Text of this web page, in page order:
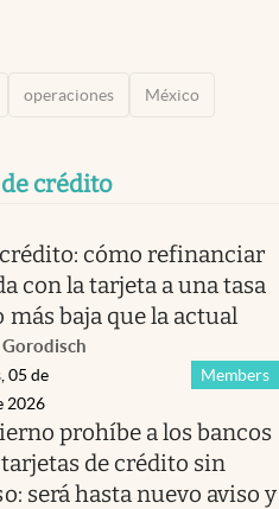
operaciones México
crédito
cómo refinanciar
con la tarjeta a una tasa
baja que la actual
Members
05 de
2026
prohíbe a los bancos
de crédito sin
será hasta nuevo aviso y